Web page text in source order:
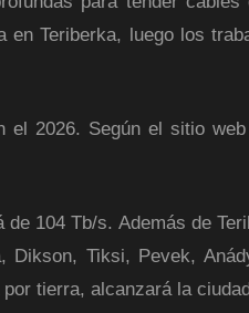
Teriberka, luego los
el 2026. Según el sitio
104 Tb/s. Además de
Tiksi, Pevek,
tierra, alcanzará la